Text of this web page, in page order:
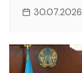
30.07.2026